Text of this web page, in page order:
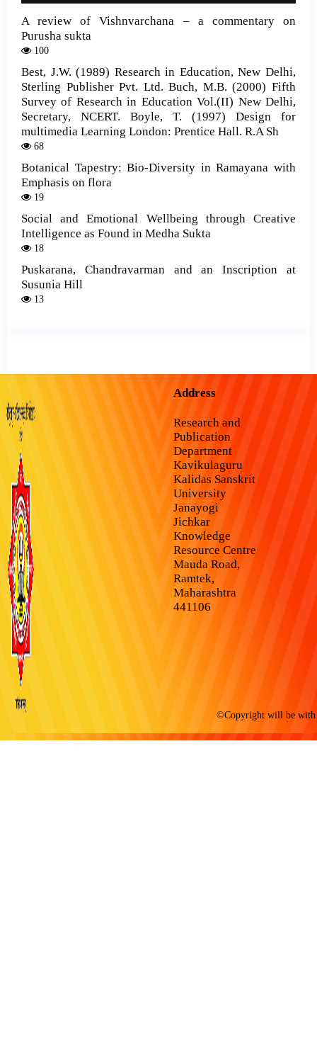
A review of Vishnvarchana – a commentary on
Purusha sukta
100
Best, J.W. (1989) Research in Education, New Delhi,
Sterling Publisher Pvt. Ltd. Buch, M.B. (2000) Fifth
Survey of Research in Education Vol.(II) New Delhi,
Secretary, NCERT. Boyle, T. (1997) Design for
multimedia Learning London: Prentice Hall. R.A Sh
68
Botanical Tapestry: Bio-Diversity in Ramayana with
Emphasis on flora
19
Social and Emotional Wellbeing through Creative
Intelligence as Found in Medha Sukta
18
Puskarana, Chandravarman and an Inscription at
Susunia Hill
13
Address
Research and
Publication
Department
Kavikulaguru
Kalidas Sanskrit
University
Janayogi
Jichkar
Knowledge
Resource Centre
Mauda Road,
Ramtek,
Maharashtra
441106
©Copyright will be with